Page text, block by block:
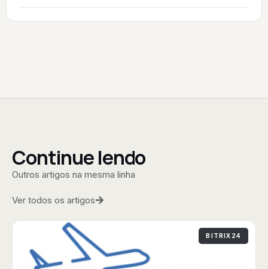
Continue lendo
Outros artigos na mesma linha
Ver todos os artigos
BITRIX24